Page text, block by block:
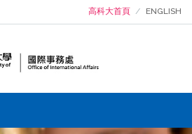
高科大首頁 ENGLISH